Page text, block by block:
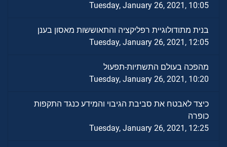
Tuesday, January 26, 2021, 10:05
בנית מתודולוגיית רפליקציה והתאוששות מאסון בענן
Tuesday, January 26, 2021, 12:05
מהפכה בעולם התשתיות-תפעול
Tuesday, January 26, 2021, 10:20
כיצד לאבטח את סביבת הגיבוי והמידע כנגד התקפות
כופרה
Tuesday, January 26, 2021, 12:25